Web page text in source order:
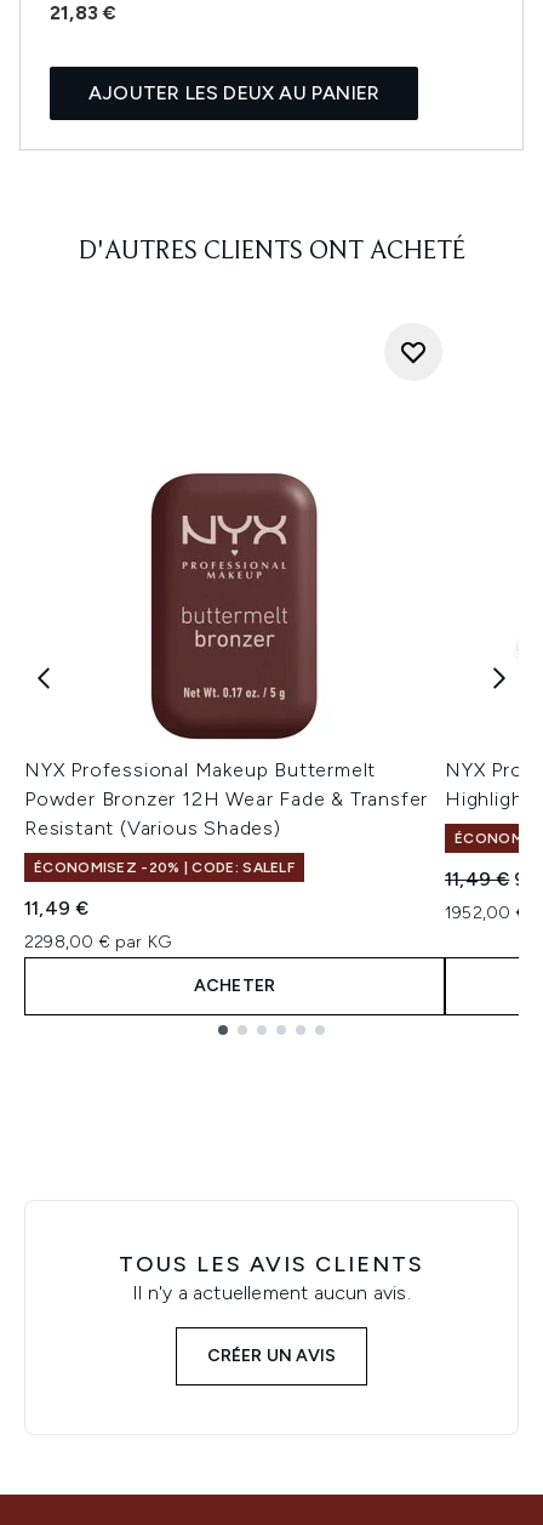
21,83 €
AJOUTER LES DEUX AU PANIER
D'AUTRES CLIENTS ONT ACHETÉ
NYX Professional Makeup Buttermelt
Powder Bronzer 12H Wear Fade & Transfer
Resistant (Various Shades)
ÉCONOMISEZ -20% | CODE: SALELF
11,49 €
2298,00 € par KG
ACHETER
NYX
Prix de
11,49 €
1952,00 €
TOUS LES AVIS CLIENTS
Il n'y a actuellement aucun avis.
CRÉER UN AVIS